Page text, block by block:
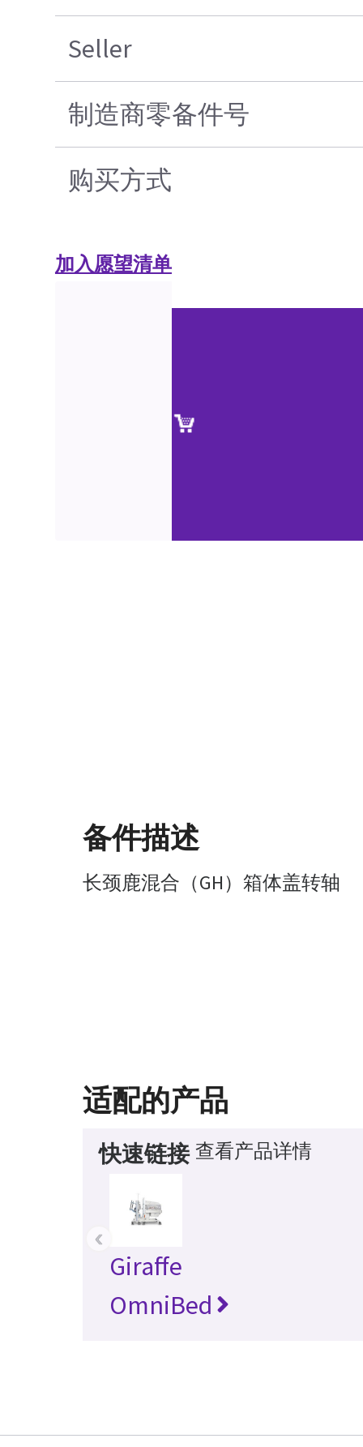
Seller
制造商零备件号
购买方式
加入愿望清单
备件描述
长颈鹿混合（GH）箱体盖转轴
适配的产品
快速链接 查看产品详情
Giraffe
OmniBed
‹